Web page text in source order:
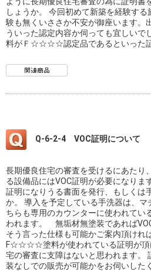
しょうか。 今回初めて新築を経験す
験も無くいささか不安が御座います。
ういった認定内容か伺っても宜しい
料がＦ☆☆☆☆認定品であるといった証
Q-6-2-4 VOC証明について
長期優良住宅の審査を受けるにあたり
る設備品にはVOC証明が必要になりま
証明になりうる書面を発行、もしくは
か。 導入を予定している手洗器は、
ちらも専用のカウンターに使われてい
われます。 無垢材無塗装であれば
そう言った仕様も可能かご案内頂けれ
F☆☆☆☆塗料が使われている証明が頂
宅の審査に支障はないと思われます。
装なしでの販売が可能かをお伺いした